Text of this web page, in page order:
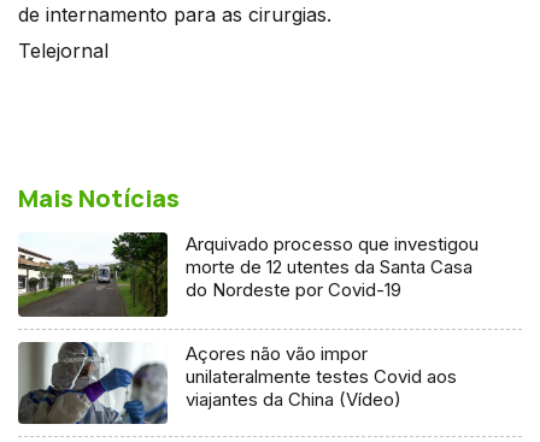
de internamento para as cirurgias.
Telejornal
Mais Notícias
Arquivado processo que investigou
morte de 12 utentes da Santa Casa
do Nordeste por Covid-19
Açores não vão impor
unilateralmente testes Covid aos
viajantes da China (Vídeo)